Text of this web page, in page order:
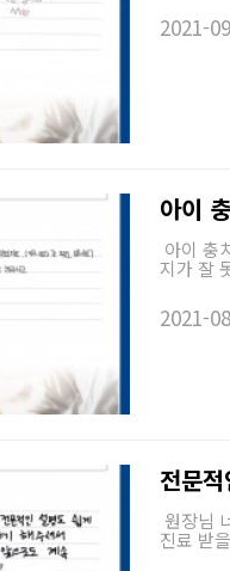
2021-
아이
아이 충
지가 잘
2021-
전문
원장님
진료 받